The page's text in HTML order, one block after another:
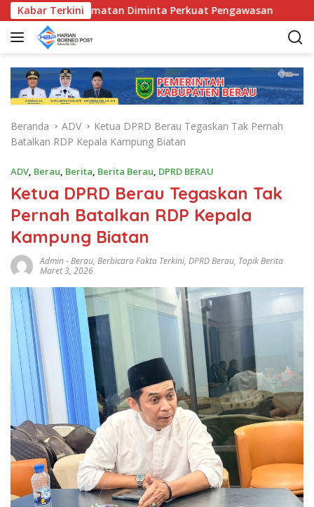
a
Kabar Terkini
Kecamatan Diminta Perkuat Pengawasan
Beranda ADV
Ketua DPRD Berau Tegaskan Tak Pernah
Batalkan RDP Kepala Kampung Biatan
ADV, Berau, Berita, Berita Berau, DPRD BERAU
Ketua DPRD Berau Tegaskan Tak
Pernah Batalkan RDP Kepala
Kampung Biatan
Admin-Berau, Berbicara Fakta Terkini, DPRD Berau, Topik Berita
Maret 3, 2026